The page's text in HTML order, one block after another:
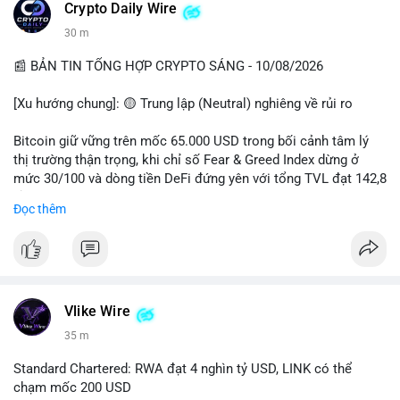
các quỹ phòng hộ sang vị thế Long là tín hiệu tích cực ngầm,
nhưng biến động ngắn hạn vẫn cao.
• Khuyến nghị: Cẩn trọng với các lệnh Long/Short khi Bitcoin
chưa thoát khỏi vùng giá hiện tại. Theo dõi sát các tin tức về
📰 Nguồn: CoinDesk
Crypto Daily Wire
30 m
📰 BẢN TIN TỔNG HỢP CRYPTO SÁNG - 10/08/2026
[Xu hướng chung]: 🟡 Trung lập (Neutral) nghiêng về rủi ro
Bitcoin giữ vững trên mốc 65.000 USD trong bối cảnh tâm lý
thị trường thận trọng, khi chỉ số Fear & Greed Index dừng ở
mức 30/100 và dòng tiền DeFi đứng yên với tổng TVL đạt 142,8
tăng gần 3% khi Iran-Oman hứa mở lại eo Hormuz, giảm lo ngại
lớn khác. Đáng chú ý, thanh lý Short chiếm tới 81,7% tổng 35,7
triệu USD thanh lý trong 24h, cho thấy phe bán đang yếu thế.
- DeFi & Công nghệ: Standard Chartered dự báo thị trường RWA
sẽ bùng nổ lên 4 nghìn tỷ USD, kéo theo giá trị token LINK có
Đọc thêm
Vlike Wire
35 m
Standard Chartered: RWA đạt 4 nghìn tỷ USD, LINK có thể
chạm mốc 200 USD